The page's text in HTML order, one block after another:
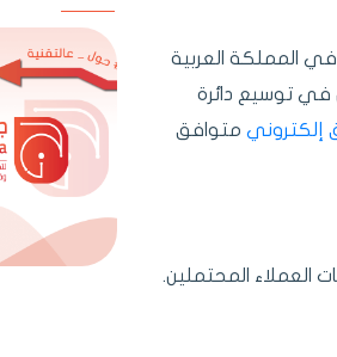
المملكة العربية
في توسيع دائرة
إلكتروني متوافق
العملاء المحتملين.